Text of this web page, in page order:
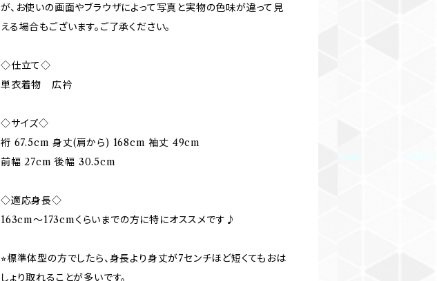
が、お使いの画面やブラウザによって写真と実物の色味が違って見
える場合もございます。ご了承ください。
◇仕立て◇
単衣着物 広衿
◇サイズ◇
裄 67.5cm 身丈(肩から) 168cm 袖丈 49cm
前幅 27cm 後幅 30.5cm
◇適応身長◇
163cm～173cmくらいまでの方に特にオススメです♪
⭐︎標準体型の方でしたら、身長より身丈が7センチほど短くてもおは
しょり取れることが多いです。